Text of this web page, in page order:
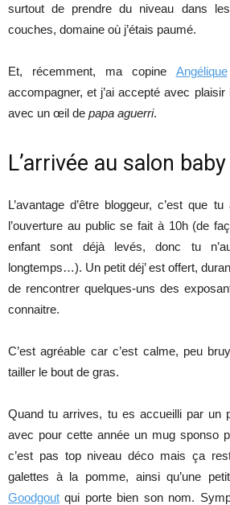
surtout de prendre du niveau dans
couches, domaine où j’étais paumé.
Et, récemment, ma copine Angélique
accompagner, et j’ai accepté avec
avec un œil de papa aguerri.
L’arrivée au salon baby
L’avantage d’être bloggeur, c’est que
l’ouverture au public se fait à 10h (de
enfant sont déjà levés, donc tu
longtemps…). Un petit déj’ est offert,
de rencontrer quelques-uns des
connaitre.
C’est agréable car c’est calme, peu
tailler le bout de gras.
Quand tu arrives, tu es accueilli par un
avec pour cette année un mug sponso
c’est pas top niveau déco mais ça
galettes à la pomme, ainsi qu’une
Goodgout qui porte bien son nom.